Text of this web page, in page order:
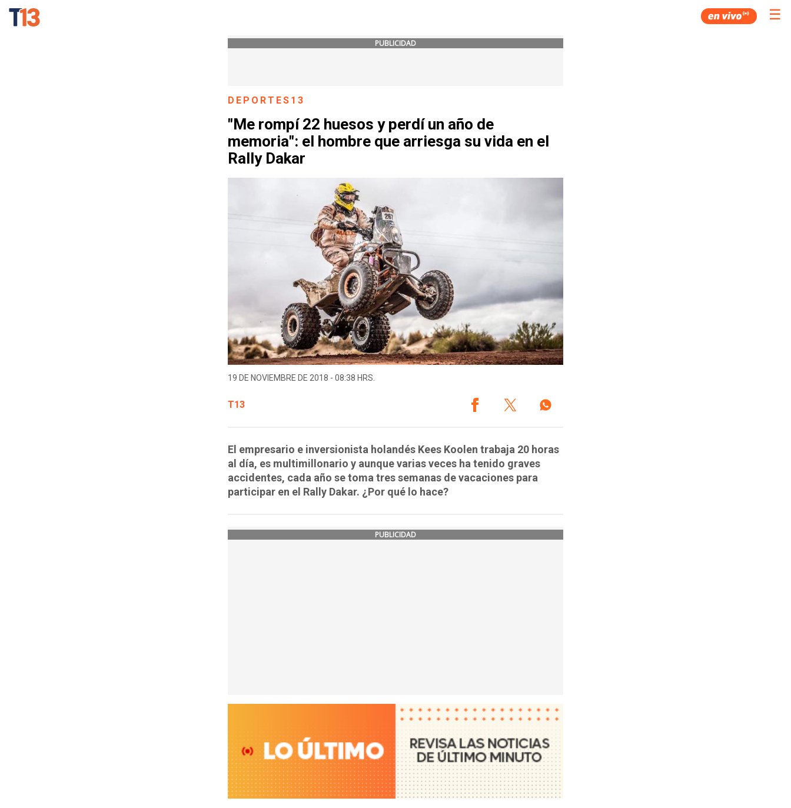
☰
PUBLICIDAD
DEPORTES13
"Me rompí 22 huesos y perdí un año de
memoria": el hombre que arriesga su vida en el
Rally Dakar
19 DE NOVIEMBRE DE 2018 - 08:38 HRS.
T13
El empresario e inversionista holandés Kees Koolen trabaja 20 horas
al día, es multimillonario y aunque varias veces ha tenido graves
accidentes, cada año se toma tres semanas de vacaciones para
participar en el Rally Dakar. ¿Por qué lo hace?
PUBLICIDAD